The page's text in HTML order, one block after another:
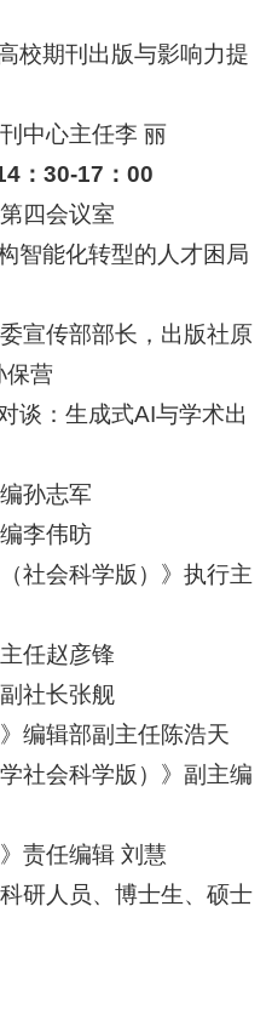
校期刊出版与影响力提
中心主任李 丽
：30-17：00
四会议室
智能化转型的人才困局
宣传部部长，出版社原
保营
谈：生成式AI与学术出
孙志军
李伟昉
社会科学版）》执行主
任赵彦锋
社长张舰
编辑部副主任陈浩天
社会科学版）》副主编
责任编辑 刘慧
研人员、博士生、硕士